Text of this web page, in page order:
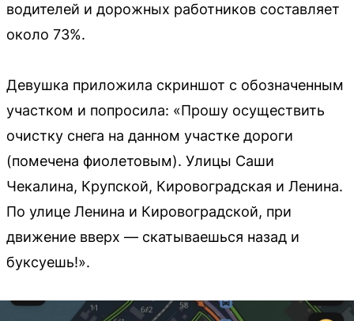
водителей и дорожных работников составляет
около 73%.
Девушка приложила скриншот с обозначенным
участком и попросила: «Прошу осуществить
очистку снега на данном участке дороги
(помечена фиолетовым). Улицы Саши
Чекалина, Крупской, Кировоградская и Ленина.
По улице Ленина и Кировоградской, при
движение вверх — скатываешься назад и
буксуешь!».